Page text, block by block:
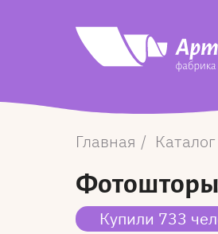
Главная Каталог
Фотошторы
Купили 733